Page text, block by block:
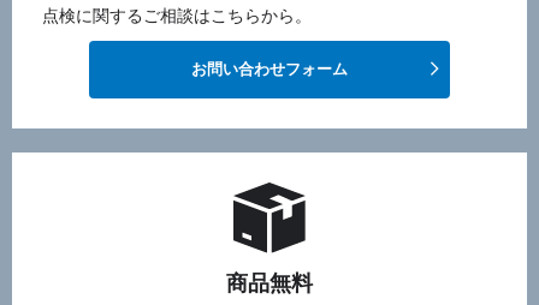
点検に関するご相談はこちらから。
お問い合わせフォーム
商品無料